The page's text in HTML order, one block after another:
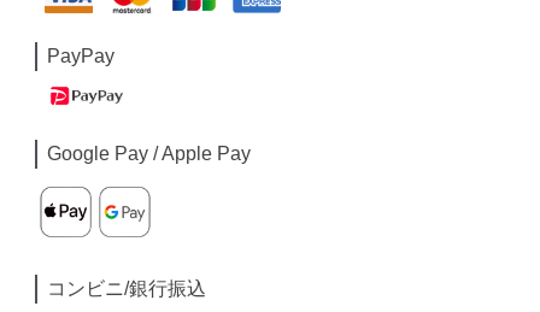
PayPay
Google Pay / Apple Pay
コンビニ/銀行振込